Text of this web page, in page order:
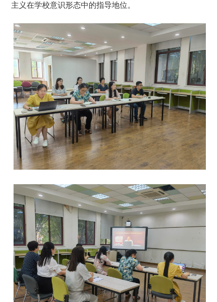
主义在学校意识形态中的指导地位。